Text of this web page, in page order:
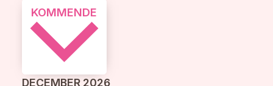
KOMMENDE
DECEMBER 2026